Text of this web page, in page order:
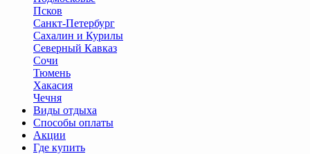
Псков
Санкт-Петербург
Сахалин и Курилы
Северный Кавказ
Сочи
Тюмень
Хакасия
Чечня
Виды отдыха
Способы оплаты
Акции
Где купить